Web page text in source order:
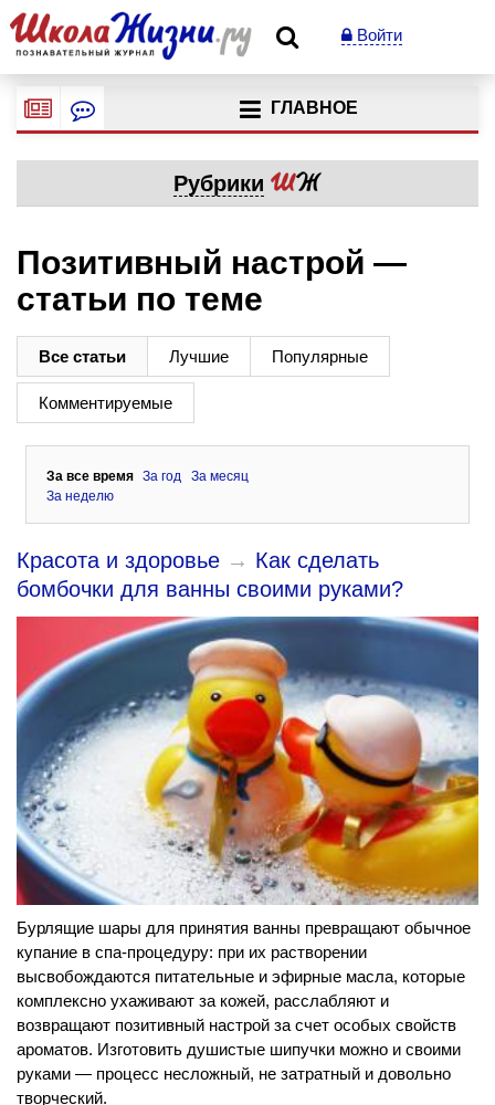
Войти
ГЛАВНОЕ
Рубрики
Позитивный настрой —
статьи по теме
Все статьи Лучшие Популярные
Комментируемые
За все время За год
За месяц
За неделю
Красота и здоровье → Как сделать
бомбочки для ванны своими руками?
Бурлящие шары для принятия ванны превращают обычное
купание в спа-процедуру: при их растворении
высвобождаются питательные и эфирные масла, которые
комплексно ухаживают за кожей, расслабляют и
возвращают позитивный настрой за счет особых свойств
ароматов. Изготовить душистые шипучки можно и своими
руками — процесс несложный, не затратный и довольно
творческий.